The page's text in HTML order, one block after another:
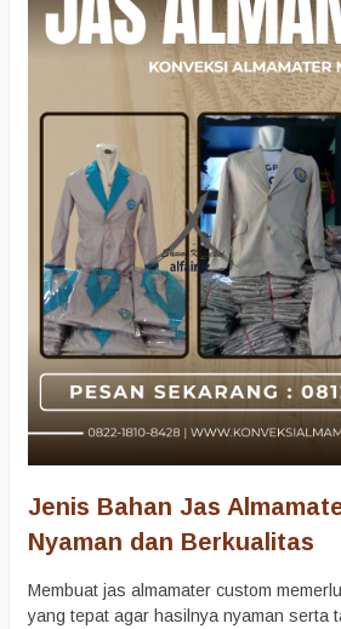
Jenis Bahan Jas
Nyaman dan Berkualitas
Membuat jas almamater custom
yang tepat agar hasilnya nyaman serta